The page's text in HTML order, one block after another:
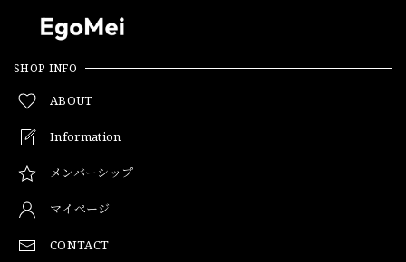
SHOP INFO
ABOUT
Information
メンバーシップ
マイページ
CONTACT